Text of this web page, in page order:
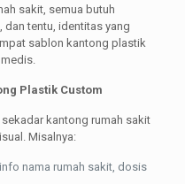
sakit, semua butuh
dan tentu, identitas yang
sablon kantong plastik
Plastik Custom
kantong rumah sakit
Misalnya:
nama rumah sakit, dosis